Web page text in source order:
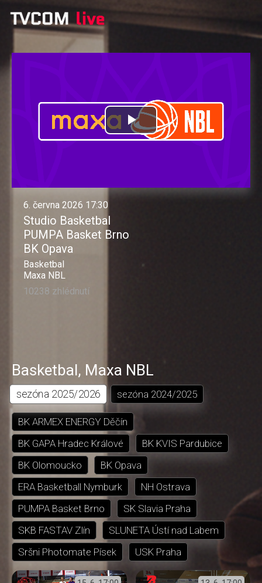
Přehrát
6. června 2026 17:30
Studio Basketbal
PUMPA Basket Brno
BK Opava
Basketbal
Maxa NBL
10238 zhlédnutí
Basketbal, Maxa NBL
sezóna 2025/2026 sezóna 2024/2025
BK ARMEX ENERGY Děčín
BK GAPA Hradec Králové
BK KVIS Pardubice
BK Olomoucko
BK Opava
ERA Basketball Nymburk
NH Ostrava
PUMPA Basket Brno
SK Slavia Praha
SKB FASTAV Zlín
SLUNETA Ústí nad Labem
Sršni Photomate Písek
USK Praha